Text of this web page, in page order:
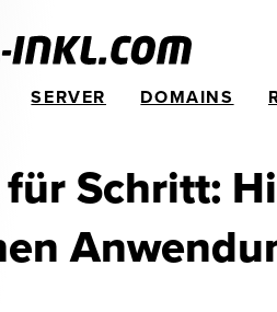
SERVER DOMAINS
Schritt: